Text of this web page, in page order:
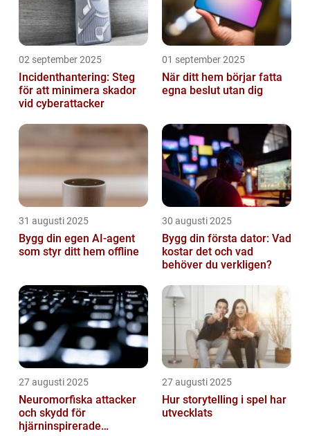
02 september 2025
Incidenthantering: Steg
för att minimera skador
vid cyberattacker
01 september 2025
När ditt hem börjar fatta
egna beslut utan dig
31 augusti 2025
Bygg din egen AI-agent
som styr ditt hem offline
30 augusti 2025
Bygg din första dator: Vad
kostar det och vad
behöver du verkligen?
27 augusti 2025
Neuromorfiska attacker
och skydd för
hjärninspirerade
27 augusti 2025
Hur storytelling i spel har
utvecklats